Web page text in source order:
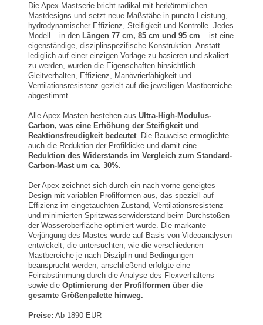
Die Apex-Mastserie bricht radikal mit herkömmlichen
Mastdesigns und setzt neue Maßstäbe in puncto Leistung,
hydrodynamischer Effizienz, Steifigkeit und Kontrolle. Jedes
Modell – in den Längen 77 cm, 85 cm und 95 cm – ist eine
eigenständige, disziplinspezifische Konstruktion. Anstatt
lediglich auf einer einzigen Vorlage zu basieren und skaliert
zu werden, wurden die Eigenschaften hinsichtlich
Gleitverhalten, Effizienz, Manövrierfähigkeit und
Ventilationsresistenz gezielt auf die jeweiligen Mastbereiche
abgestimmt.
Alle Apex-Masten bestehen aus Ultra-High-Modulus-
Carbon, was eine Erhöhung der Steifigkeit und
Reaktionsfreudigkeit bedeutet . Die Bauweise ermöglichte
auch die Reduktion der Profildicke und damit eine
Reduktion des Widerstands im Vergleich zum Standard-
Carbon-Mast um ca. 30%.
Der Apex zeichnet sich durch ein nach vorne geneigtes
Design mit variablen Profilformen aus, das speziell auf
Effizienz im eingetauchten Zustand, Ventilationsresistenz
und minimierten Spritzwasserwiderstand beim Durchstoßen
der Wasseroberfläche optimiert wurde. Die markante
Verjüngung des Mastes wurde auf Basis von Videoanalysen
entwickelt, die untersuchten, wie die verschiedenen
Mastbereiche je nach Disziplin und Bedingungen
beansprucht werden; anschließend erfolgte eine
Feinabstimmung durch die Analyse des Flexverhaltens
sowie die Optimierung der Profilformen über die
gesamte Größenpalette hinweg.
Preise: Ab 1890 EUR